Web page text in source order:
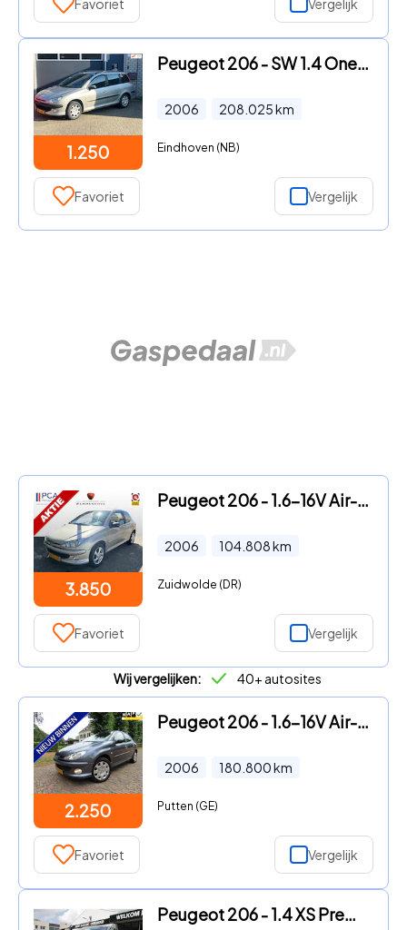
Favoriet Vergelijk
1.250
Peugeot 206 - SW 1.4 One-line APK 30-10-2026
2006 208.025km
Eindhoven (NB)
Favoriet Vergelijk
3.850
Peugeot 206 - 1.6-16V Air-line 3 Airco/Alu wielen/Mistl/CD/104000km
2006 104.808km
Zuidwolde (DR)
Favoriet Vergelijk
Wij vergelijken: 40+ autosites
2.250
Peugeot 206 - 1.6-16V Air-line 3 Airco Pdc 5 Drs Carplay Ellec Pakket Trek
2006 180.800km
Putten (GE)
Favoriet Vergelijk
Peugeot 206 - 1.4 XS Premium / Airco / Elektrische ramen / Centrale deurve